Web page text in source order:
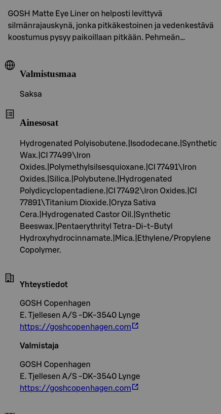
GOSH Matte Eye Liner on helposti levittyvä
silmänrajauskynä, jonka pitkäkestoinen ja vedenkestävä
koostumus pysyy paikoillaan pitkään. Pehmeän…
Valmistusmaa
Saksa
Ainesosat
Hydrogenated Polyisobutene.|Isododecane.|Synthetic
Wax.|CI 77499\Iron
Oxides.|Polymethylsilsesquioxane.|CI 77491\Iron
Oxides.|Silica.|Polybutene.|Hydrogenated
Polydicyclopentadiene.|CI 77492\Iron Oxides.|CI
77891\Titanium Dioxide.|Oryza Sativa
Cera.|Hydrogenated Castor Oil.|Synthetic
Beeswax.|Pentaerythrityl Tetra-Di-t-Butyl
Hydroxyhydrocinnamate.|Mica.|Ethylene/Propylene
Copolymer.
Yhteystiedot
GOSH Copenhagen
E. Tjellesen A/S -DK-3540 Lynge
https://goshcopenhagen.com
Valmistaja
GOSH Copenhagen
E. Tjellesen A/S -DK-3540 Lynge
https://goshcopenhagen.com